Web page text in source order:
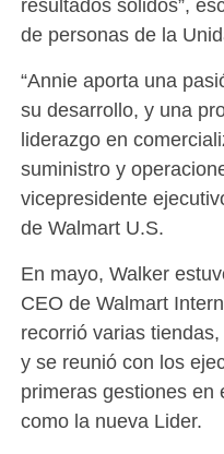
resultados sólidos”,
de personas de la
“Annie aporta una
su desarrollo, y una
liderazgo en
suministro y
vicepresidente
de Walmart U.S.
En mayo, Walker
CEO de Walmart
recorrió varias
y se reunió con los
primeras gestiones en
como la nueva Lider.